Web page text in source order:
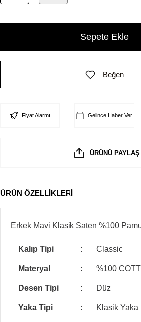
Sepete Ekle
Beğen
Fiyat Alarmı Gelince Haber Ver
ÜRÜNÜ PAYLAŞ
ÜRÜN ÖZELLİKLERİ
Erkek Mavi Klasik Saten %100
Kalıp Tipi : Classic
Materyal : %100
Desen Tipi : Düz
Yaka Tipi : Klasik Yaka